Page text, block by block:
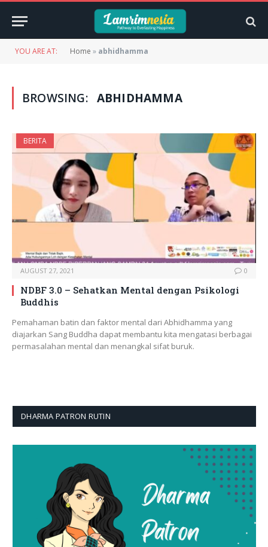
YOU ARE AT: Home » abhidhamma
BROWSING: ABHIDHAMMA
BERITA
AUGUST 27, 2021 0
NDBF 3.0 – Sehatkan Mental dengan Psikologi
Buddhis
Pemahaman batin dan faktor mental dari Abhidhamma yang
diajarkan Sang Buddha dapat membantu kita mengatasi berbagai
permasalahan mental dan menangkal sifat buruk.
DHARMA PATRON RUTIN